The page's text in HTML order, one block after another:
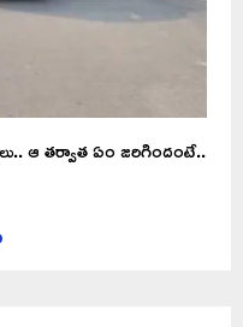
ఆ తర్వాత ఏం జరిగిందంటే..